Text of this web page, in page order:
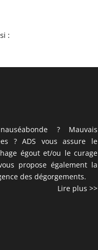
:
? Mauvais
? ADS vous assure le
égout et/ou le curage
propose également la
des dégorgements.
Lire plus >>